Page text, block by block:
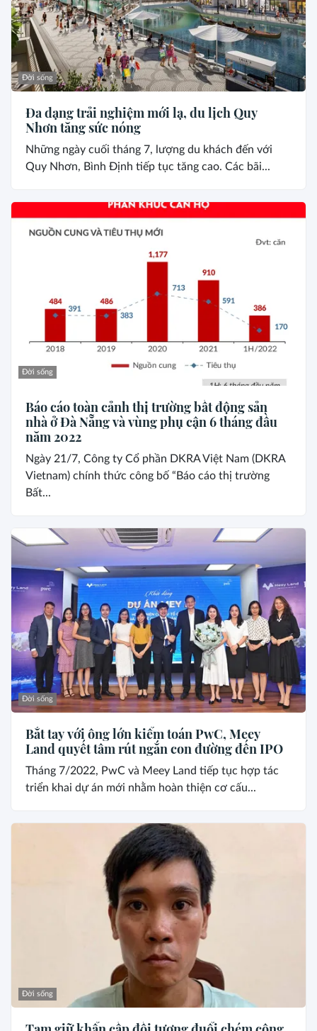
Đời sống
Đa dạng trải nghiệm mới lạ, du lịch Quy
Nhơn tăng sức nóng
Những ngày cuối tháng 7, lượng du khách đến với
Quy Nhơn, Bình Định tiếp tục tăng cao. Các bãi...
Đời sống
Báo cáo toàn cảnh thị trường bất động sản
nhà ở Đà Nẵng và vùng phụ cận 6 tháng đầu
năm 2022
Ngày 21/7, Công ty Cổ phần DKRA Việt Nam (DKRA
Vietnam) chính thức công bố “Báo cáo thị trường
Bất...
Đời sống
Bắt tay với ông lớn kiểm toán PwC, Meey
Land quyết tâm rút ngắn con đường đến IPO
Tháng 7/2022, PwC và Meey Land tiếp tục hợp tác
triển khai dự án mới nhằm hoàn thiện cơ cấu...
Đời sống